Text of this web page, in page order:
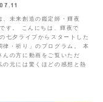
、未来創造の鑑定師・輝夜
す。 こんにちは、輝夜で
七夕ライブからスタートした
律・祈り」のプログラム。 本
んの方に動画をご覧いただ
の元には驚くほどの感想と熱